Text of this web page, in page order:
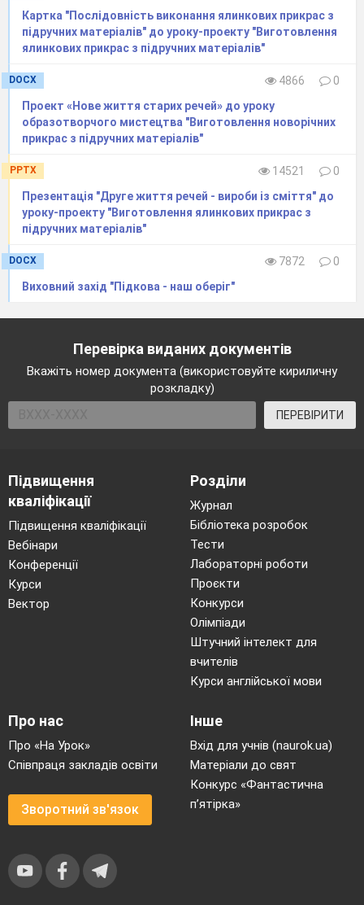
Картка "Послідовність виконання ялинкових прикрас з
підручних матеріалів" до уроку-проекту "Виготовлення
ялинкових прикрас з підручних матеріалів"
DOCX 4866
0
Проект «Нове життя старих речей» до уроку
образотворчого мистецтва "Виготовлення новорічних
прикрас з підручних матеріалів"
PPTX 14521
0
Презентація "Друге життя речей - вироби із сміття" до
уроку-проекту "Виготовлення ялинкових прикрас з
підручних матеріалів"
DOCX 7872
0
Виховний захід "Підкова - наш оберіг"
Перевірка виданих документів
Вкажіть номер документа (використовуйте кириличну
розкладку)
ПЕРЕВІРИТИ
Підвищення
кваліфікації
Підвищення кваліфікації
Вебінари
Конференції
Курси
Вектор
Розділи
Журнал
Бібліотека розробок
Тести
Лабораторні роботи
Проєкти
Конкурси
Олімпіади
Штучний інтелект для
вчителів
Курси англійської мови
Про нас
Про «На Урок»
Співпраця закладів освіти
Зворотний зв'язок
Інше
Вхід для учнів (naurok.ua)
Матеріали до свят
Конкурс «Фантастична
п’ятірка»